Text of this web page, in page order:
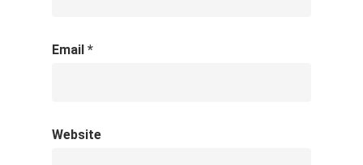
Email *
Website